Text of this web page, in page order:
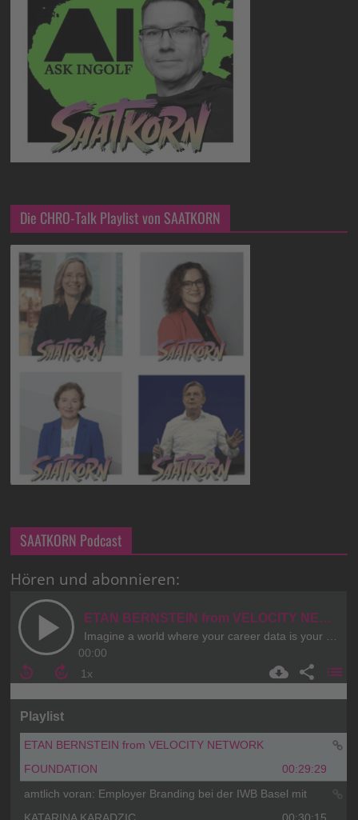
Die CHRO-Talk Playlist von SAATKORN
SAATKORN Podcast
Hören und abonnieren: